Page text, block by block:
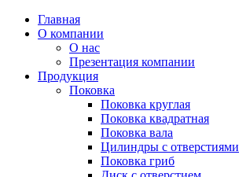
Главная
О компании
О нас
Презентация компании
Продукция
Поковка
Поковка круглая
Поковка квадратная
Поковка вала
Цилиндры с отверстиями
Поковка гриб